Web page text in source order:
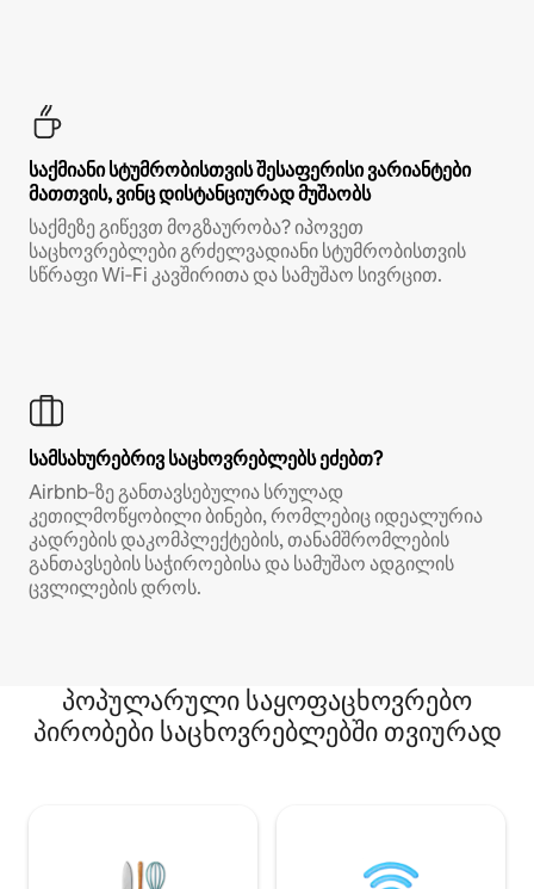
საქმიანი სტუმრობისთვის შესაფერისი ვარიანტები
მათთვის, ვინც დისტანციურად მუშაობს
საქმეზე გიწევთ მოგზაურობა? იპოვეთ
საცხოვრებლები გრძელვადიანი სტუმრობისთვის
სწრაფი Wi‑Fi კავშირითა და სამუშაო სივრცით.
სამსახურებრივ საცხოვრებლებს ეძებთ?
Airbnb‑ზე განთავსებულია სრულად
კეთილმოწყობილი ბინები, რომლებიც იდეალურია
კადრების დაკომპლექტების, თანამშრომლების
განთავსების საჭიროებისა და სამუშაო ადგილის
ცვლილების დროს.
პოპულარული საყოფაცხოვრებო
პირობები საცხოვრებლებში თვიურად